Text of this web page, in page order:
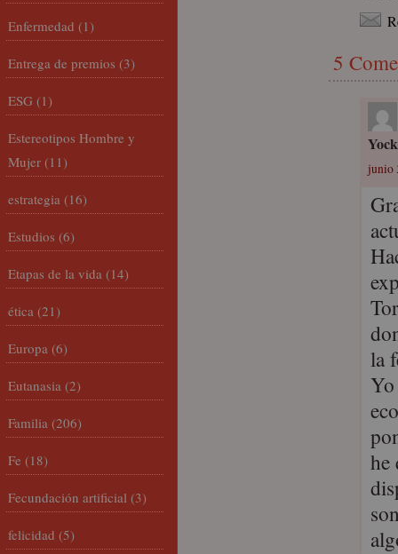
5
junio
la
he
Enfermedad (1)
Entrega de premios (3)
ESG (1)
Estereotipos Hombre y
Mujer (11)
estrategia (16)
Estudios (6)
Etapas de la vida (14)
ética (21)
Europa (6)
Eutanasia (2)
Familia (206)
Fe (18)
Fecundación artificial (3)
felicidad (5)